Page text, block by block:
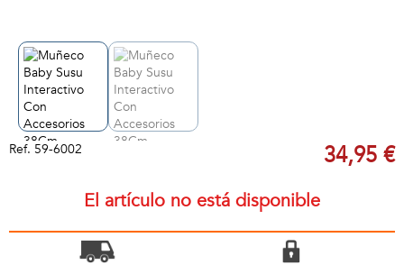
Ref. 59-6002 34,95 €
El artículo no está disponible